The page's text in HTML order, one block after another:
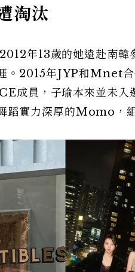
淘汰
年13歲的她遠赴南
。2015年JYP和Mnet
成員，子瑜本來並未
蹈實力深厚的Momo，